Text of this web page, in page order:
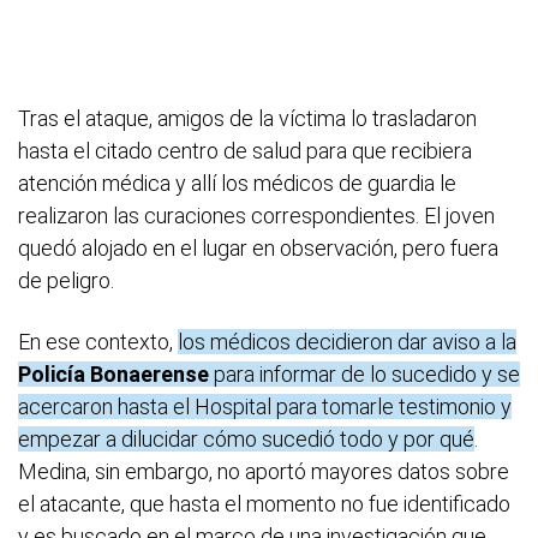
Tras el ataque, amigos de la víctima lo trasladaron
hasta el citado centro de salud para que recibiera
atención médica y allí los médicos de guardia le
realizaron las curaciones correspondientes. El joven
quedó alojado en el lugar en observación, pero fuera
de peligro.
En ese contexto, los médicos decidieron dar aviso a la
Policía Bonaerensepara informar de lo sucedido y se
acercaron hasta el Hospital para tomarle testimonio y
empezar a dilucidar cómo sucedió todo y por qué
Medina, sin embargo, no aportó mayores datos sobre
el atacante, que hasta el momento no fue identificado